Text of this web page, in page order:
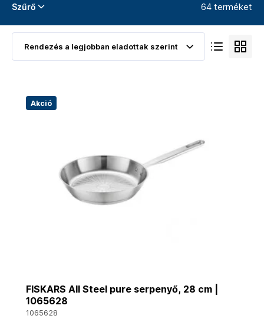
Szűrő 64 terméket
Akció
FISKARS All Steel pure serpenyő, 28 cm |
1065628
1065628